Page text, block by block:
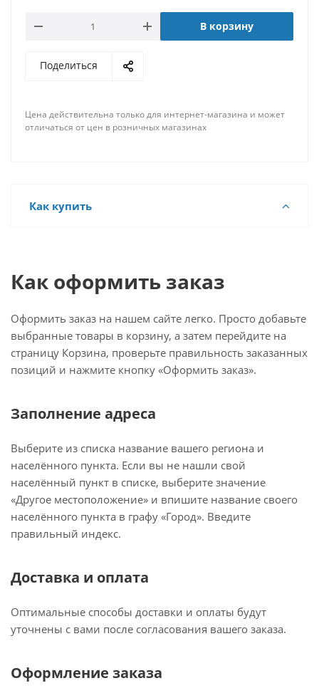
В корзину
Поделиться
Цена действительна только для интернет-магазина и может
отличаться от цен в розничных магазинах
Как купить
Как оформить заказ
Оформить заказ на нашем сайте легко. Просто добавьте
выбранные товары в корзину, а затем перейдите на
страницу Корзина, проверьте правильность заказанных
позиций и нажмите кнопку «Оформить заказ».
Заполнение адреса
Выберите из списка название вашего региона и
населённого пункта. Если вы не нашли свой
населённый пункт в списке, выберите значение
«Другое местоположение» и впишите название своего
населённого пункта в графу «Город». Введите
правильный индекс.
Доставка и оплата
Оптимальные способы доставки и оплаты будут
уточнены с вами после согласования вашего заказа.
Оформление заказа